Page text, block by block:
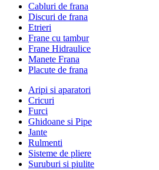
Cabluri de frana
Discuri de frana
Etrieri
Frane cu tambur
Frane Hidraulice
Manete Frana
Placute de frana
Aripi si aparatori
Cricuri
Furci
Ghidoane si Pipe
Jante
Rulmenti
Sisteme de pliere
Suruburi si piulite